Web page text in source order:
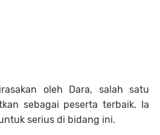
oleh Dara, salah satu
sebagai peserta terbaik. Ia
serius di bidang ini.